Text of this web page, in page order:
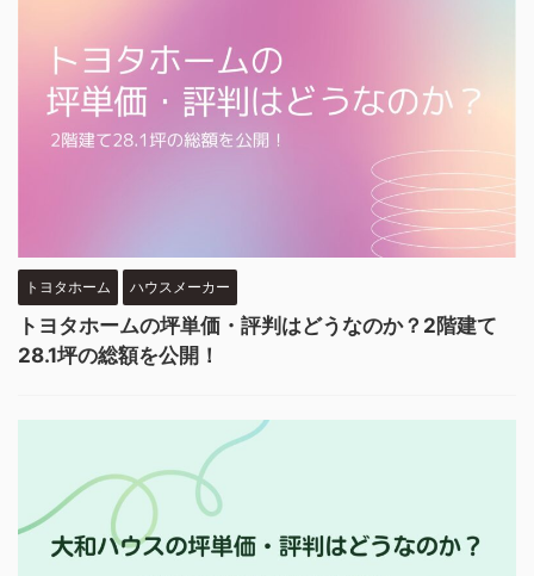
トヨタホーム ハウスメーカー
トヨタホームの坪単価・評判はどうなのか？2階建て
28.1坪の総額を公開！